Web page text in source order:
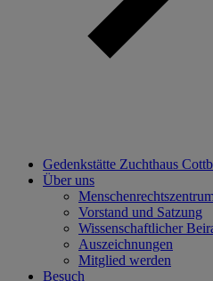
Gedenkstätte Zuchthaus
Über uns
Vorstand und Satzung
Wissenschaftlicher
Auszeichnungen
Mitglied werden
Besuch